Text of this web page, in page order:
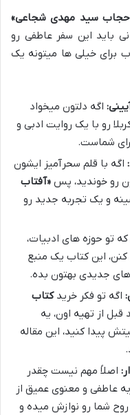
حجاب سید مهدی شجاعی»
باید این سفر عاطفی رو
برای خیلی ها میتونه یک
اگه دلتون میخواد
رو با یک روایت ادبی و
شماست.
اگه با قلم سحرآمیز ایشون
رو خوندید، پس «آفتاب
و یک تجربه جدید رو
تو حوزه های ادبیات،
این کتاب یک منبع
های جدیدی بهتون بده.
اگه تو فکر خریدکتاب
از تهیه اون، یه
پیدا کنید، این مقاله
اصلاً مهم نیست چقدر
عاطفی و معنوی عمیق از
شما رو نوازش میده و